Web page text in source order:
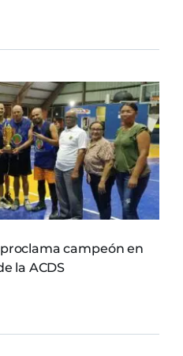
campeón en
la ACDS